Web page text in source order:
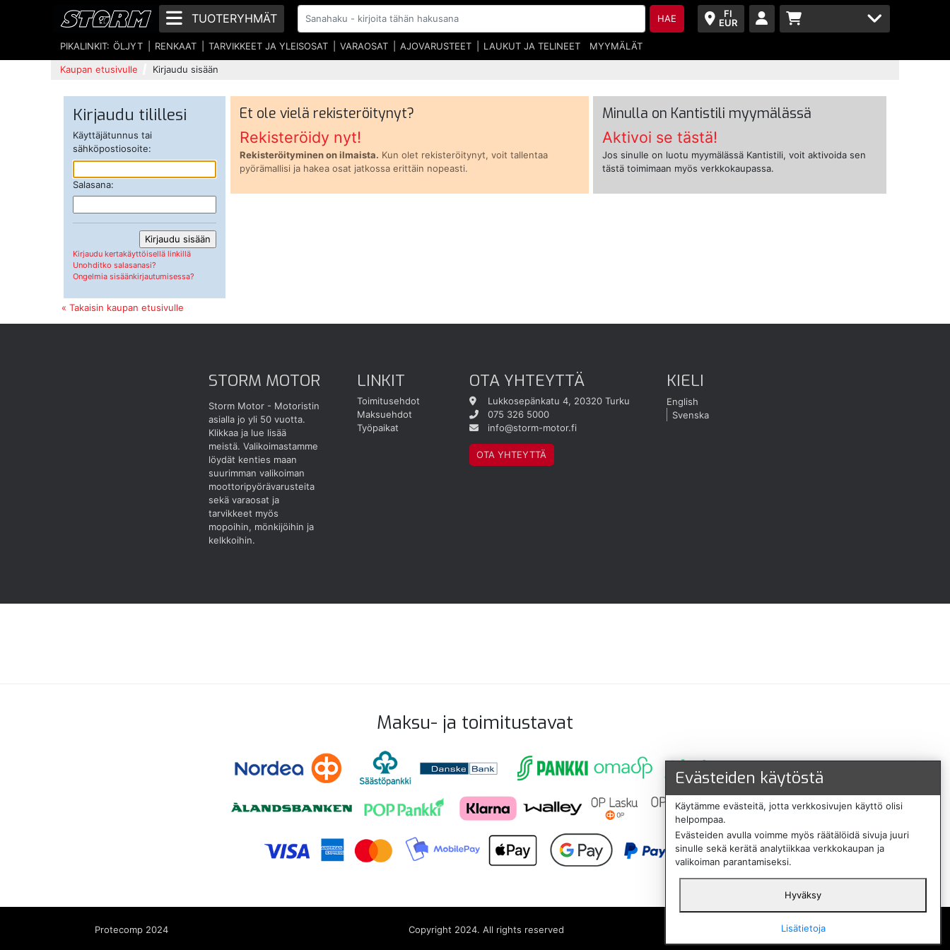
FI
EUR
TUOTERYHMÄT HAE
PIKALINKIT: ÖLJYT RENKAAT TARVIKKEET JA YLEISOSAT VARAOSAT AJOVARUSTEET LAUKUT JA TELINEET MYYMÄLÄT
Kaupan etusivulle Kirjaudu sisään
Kirjaudu tilillesi
Käyttäjätunnus tai
sähköpostiosoite:
Salasana:
Kirjaudu kertakäyttöisellä linkillä
Unohditko salasanasi?
Ongelmia sisäänkirjautumisessa?
Et ole vielä rekisteröitynyt?
Rekisteröidy nyt!
Rekisteröityminen on ilmaista. Kun olet rekisteröitynyt, voit tallentaa
pyörämallisi ja hakea osat jatkossa erittäin nopeasti.
Minulla on Kantistili myymälässä
Aktivoi se tästä!
Jos sinulle on luotu myymälässä Kantistili, voit aktivoida sen
tästä toimimaan myös verkkokaupassa.
« Takaisin kaupan etusivulle
STORM MOTOR
Storm Motor - Motoristin
asialla jo yli 50 vuotta.
Klikkaa ja lue lisää
meistä. Valikoimastamme
löydät kenties maan
suurimman valikoiman
moottoripyörävarusteita
sekä varaosat ja
tarvikkeet myös
mopoihin, mönkijöihin ja
kelkkoihin.
LINKIT
Toimitusehdot
Maksuehdot
Työpaikat
OTA YHTEYTTÄ
Lukkosepänkatu 4, 20320 Turku
075 326 5000
info@storm-motor.fi
OTA YHTEYTTÄ
KIELI
English
Svenska
Maksu- ja toimitustavat
Protecomp 2024 Copyright 2024. All rights reserved
Svenska
Evästeiden käytöstä
Käytämme evästeitä, jotta verkkosivujen käyttö olisi
helpompaa.
Evästeiden avulla voimme myös räätälöidä sivuja juuri
sinulle sekä kerätä analytiikkaa verkkokaupan ja
valikoiman parantamiseksi.
Hyväksy
Lisätietoja